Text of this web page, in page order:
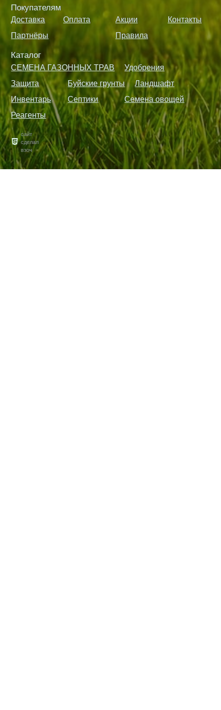
Покупателям
Доставка Оплата Акции
Контакты
Партнёры
Правила
Каталог
СЕМЕНА ГАЗОННЫХ ТРАВ
Удобрения
Защита
Буйские грунты
Ландшафт
Инвентарь
Септики
Семена овощей
Реагенты
сайт
сделал
взоч